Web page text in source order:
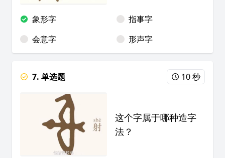
象形字
指事字
会意字
形声字
7. 单选题 10 秒
这个字属于哪种造字
法？